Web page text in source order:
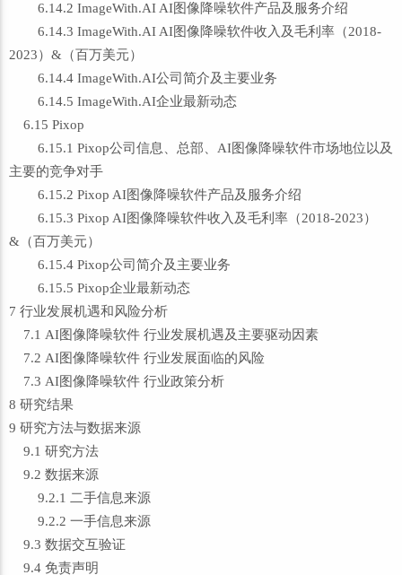
6.14.2 ImageWith.AI AI图像降噪软件产品及服务介绍
6.14.3 ImageWith.AI AI图像降噪软件收入及毛利率（2018-
2023）&（百万美元）
6.14.4 ImageWith.AI公司简介及主要业务
6.14.5 ImageWith.AI企业最新动态
6.15 Pixop
6.15.1 Pixop公司信息、总部、AI图像降噪软件市场地位以及
主要的竞争对手
6.15.2 Pixop AI图像降噪软件产品及服务介绍
6.15.3 Pixop AI图像降噪软件收入及毛利率（2018-2023）
&（百万美元）
6.15.4 Pixop公司简介及主要业务
6.15.5 Pixop企业最新动态
7 行业发展机遇和风险分析
7.1 AI图像降噪软件 行业发展机遇及主要驱动因素
7.2 AI图像降噪软件 行业发展面临的风险
7.3 AI图像降噪软件 行业政策分析
8 研究结果
9 研究方法与数据来源
9.1 研究方法
9.2 数据来源
9.2.1 二手信息来源
9.2.2 一手信息来源
9.3 数据交互验证
9.4 免责声明